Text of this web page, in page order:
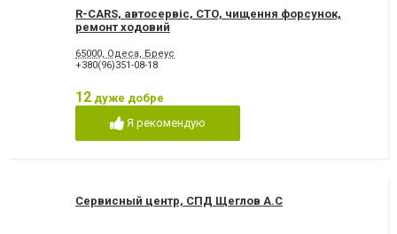
R-CARS, автосервіс, СТО, чищення форсунок,
ремонт ходовий
65000, Одеса, Бреус
+380(96)351-08-18
12 дуже добре
Я рекомендую
Сервисный центр, СПД Щеглов А.С